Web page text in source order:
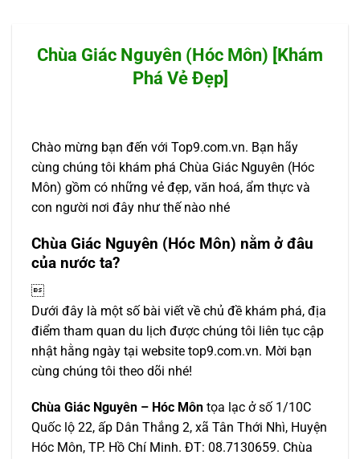
Chùa Giác Nguyên (Hóc Môn) [Khám
Phá Vẻ Đẹp]
Chào mừng bạn đến với Top9.com.vn. Bạn hãy
cùng chúng tôi khám phá Chùa Giác Nguyên (Hóc
Môn) gồm có những vẻ đẹp, văn hoá, ẩm thực và
con người nơi đây như thế nào nhé
Chùa Giác Nguyên (Hóc Môn) nằm ở đâu
của nước ta?

Dưới đây là một số bài viết về chủ đề khám phá, địa
điểm tham quan du lịch được chúng tôi liên tục cập
nhật hằng ngày tại website top9.com.vn. Mời bạn
cùng chúng tôi theo dõi nhé!
Chùa Giác Nguyên – Hóc Môn tọa lạc ở số 1/10C
Quốc lộ 22, ấp Dân Thắng 2, xã Tân Thới Nhì, Huyện
Hóc Môn, TP. Hồ Chí Minh. ĐT: 08.7130659. Chùa